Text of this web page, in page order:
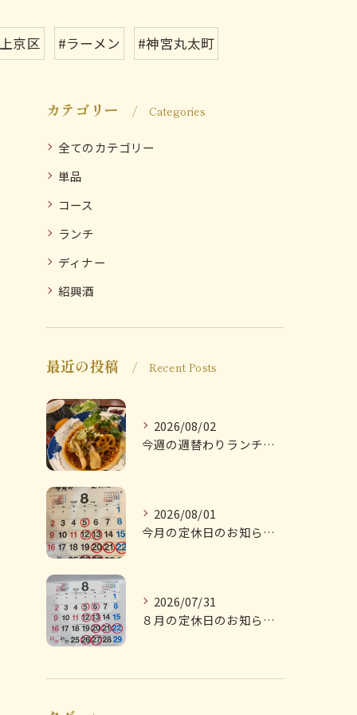
京区 #ラーメン #神宮丸太町
カテゴリー Categories
全てのカテゴリー
単品
コース
ランチ
ディナー
紹興酒
最近の投稿 Recent Posts
2026/08/02
今週の週替わりランチのご紹介です
2026/08/01
今月の定休日のお知らせです
2026/07/31
８月の定休日のお知らせです